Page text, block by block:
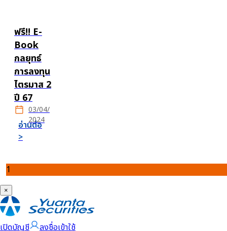
ฟรี!! E-
Book
กลยุทธ์
การลงทุน
ไตรมาส 2
ปี 67
03/04/
2024
อ่านต่อ
>
1
×
เปิดบัญชี ลงชื่อเข้าใช้